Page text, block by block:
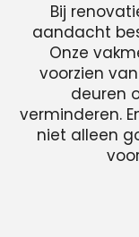
Bij
aandacht
Onze
voorzien
deuren
verminderen.
niet alleen